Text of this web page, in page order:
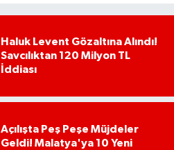
Haluk Levent Gözaltına Alındı!
Savcılıktan 120 Milyon TL
İddiası
Açılışta Peş Peşe Müjdeler
Geldi! Malatya'ya 10 Yeni